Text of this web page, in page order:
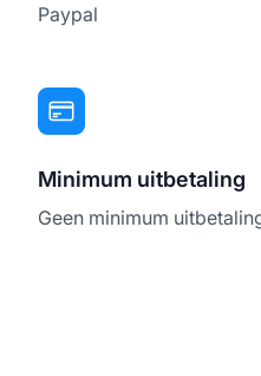
Paypal
Minimum uitbetaling
Geen minimum